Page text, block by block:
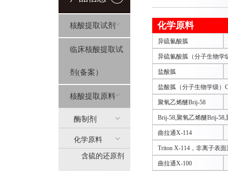
核酸提取试剂
临床核酸提取试
剂(备案）
核酸提取原料
酶制剂
化学原料
含硫的还原剂
化学原料
异硫氰酸胍
异硫氰酸胍（分子生物学
盐酸胍
盐酸胍（分子生物学级）
聚氧乙烯醚Brij-58
Brij-58,聚氧乙烯醚Brij-58,
曲拉通X-114
Triton X-114，非离子表
曲拉通X-100